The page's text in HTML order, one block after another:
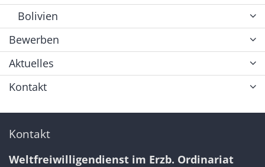
Bolivien
Bewerben
Aktuelles
Kontakt
Kontakt
Weltfreiwilligendienst im Erzb. Ordinariat